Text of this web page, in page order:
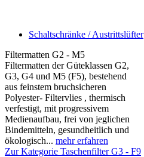
Schaltschränke / Austrittslüfter
Filtermatten G2 - M5
Filtermatten der Güteklassen G2,
G3, G4 und M5 (F5), bestehend
aus feinstem bruchsicheren
Polyester- Filtervlies , thermisch
verfestigt, mit progressivem
Medienaufbau, frei von jeglichen
Bindemitteln, gesundheitlich und
ökologisch... mehr erfahren
Zur Kategorie Taschenfilter G3 - F9